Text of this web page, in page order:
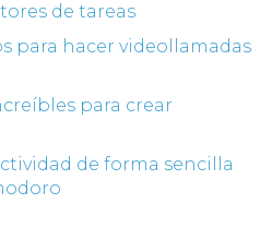
de tareas
para hacer videollamadas
para crear
de forma sencilla